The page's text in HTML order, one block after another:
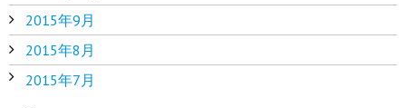
2015年9月
2015年8月
2015年7月